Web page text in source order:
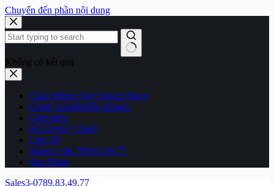
Chuyển đến phần nội dung
Không có kết quả
Chào Mừng Quý Khách Hàng
Chính Sách&Điều Khoản
Giới thiệu
Hổ Trợ Kỷ Thuật
Liên Hệ
Sales3-+84.789.83.49.77
Sản Phẩm
Sales3-0789.83.49.77